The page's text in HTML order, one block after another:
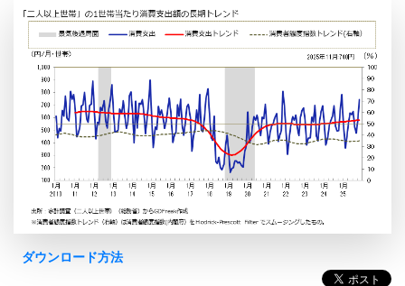
ダウンロード方法